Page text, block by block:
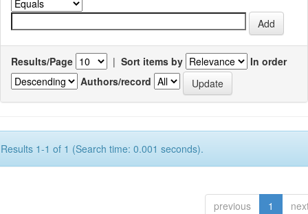
Results/Page | Sort items by
In order
Authors/record
Results 1-1 of 1 (Search time: 0.001 seconds).
previous 1